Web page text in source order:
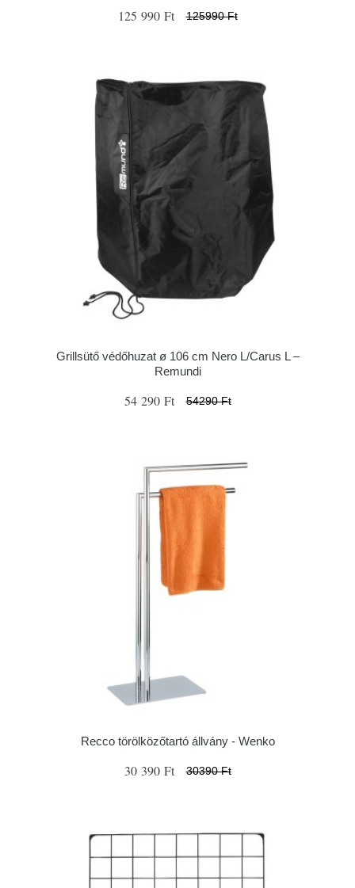
125 990 Ft 125990 Ft
Grillsütő védőhuzat ø 106 cm Nero L/Carus L –
Remundi
54 290 Ft 54290 Ft
Recco törölközőtartó állvány - Wenko
30 390 Ft 30390 Ft